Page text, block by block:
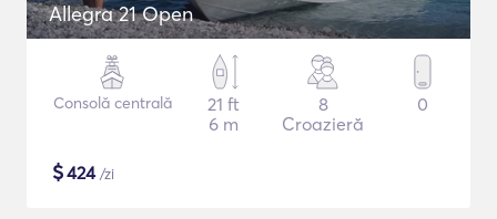
Allegra 21 Open
Consolă centrală
21 ft
6 m
8
Croazieră
0
$424/zi